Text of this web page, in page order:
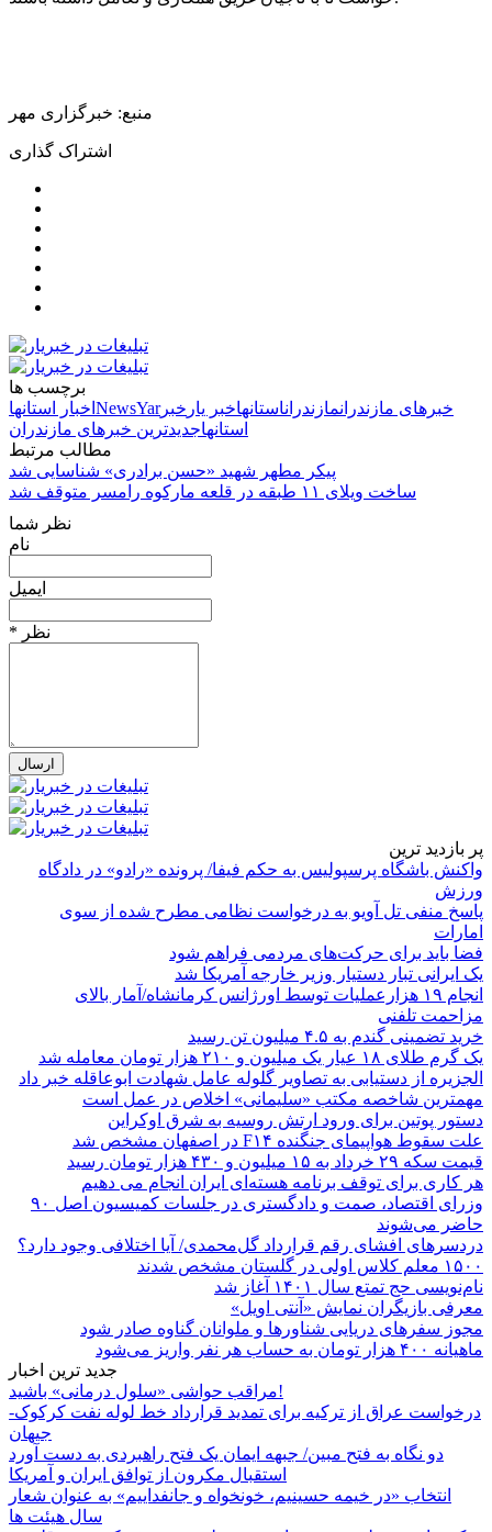
منبع: خبرگزاری مهر
اشتراک گذاری
برچسب ها
اخبار استانها NewsYar خبرهای مازندرانمازندراناستانهاخبر یار خبر
استانهاجدیدترین خبرهای مازندران
مطالب مرتبط
پیکر مطهر شهید «حسن برادری» شناسایی شد
ساخت ویلای ۱۱ طبقه در قلعه مارکوه رامسر متوقف شد
نظر شما
نام
ایمیل
* نظر
پر بازدید ترین
واکنش باشگاه پرسپولیس به حکم فیفا/ پرونده «رادو» در دادگاه
ورزش
پاسخ منفی تل آویو به درخواست نظامی مطرح شده از سوی
امارات
فضا باید برای حرکت‌های مردمی فراهم شود
یک ایرانی تبار دستیار وزیر خارجه آمریکا شد
انجام ۱۹ هزارعملیات توسط اورژانس کرمانشاه/آمار بالای
مزاحمت تلفنی
خرید تضمینی گندم به ۴.۵ میلیون تن رسید
یک گرم طلای ۱۸ عیار یک میلیون و ۲۱۰ هزار تومان معامله شد
الجزیره از دستیابی به تصاویر گلوله عامل شهادت ابوعاقله خبر داد
مهمترین شاخصه مکتب «سلیمانی» اخلاص در عمل است
دستور پوتین برای ورود ارتش روسیه به شرق اوکراین
علت سقوط هواپیمای جنگنده F۱۴ در اصفهان مشخص شد
قیمت سکه ۲۹ خرداد به ۱۵ میلیون و ۴۳۰ هزار تومان رسید
هر کاری برای توقف برنامه هسته‌ای ایران انجام می دهیم
وزرای اقتصاد، صمت و دادگستری در جلسات کمیسیون اصل ۹۰
حاضر می‌شوند
دردسرهای افشای رقم قرارداد گل‌محمدی/ آیا اختلافی وجود دارد؟
۱۵۰۰ معلم کلاس اولی در گلستان مشخص شدند
نام‌نویسی حج تمتع سال ۱۴۰۱ آغاز شد
معرفی بازیگران نمایش «آنتی اویل»
مجوز سفرهای دریایی شناورها و ملوانان گناوه صادر شود
ماهیانه ۴۰۰ هزار تومان به حساب هر نفر واریز می‌شود
جدید ترین اخبار
مراقب حواشی «سلول درمانی» باشید!
درخواست عراق از ترکیه برای تمدید قرارداد خط لوله نفت کرکوک-
جیهان
دو نگاه به فتح مبین/ جبهه ایمان یک فتح راهبردی به دست آورد
استقبال مکرون از توافق ایران و آمریکا
انتخاب «در خیمه حسینیم، خونخواه و جانفداییم» به عنوان شعار
سال هیئت ها